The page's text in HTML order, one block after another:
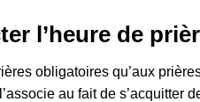
l’heure de
obligatoires qu’aux
au fait de